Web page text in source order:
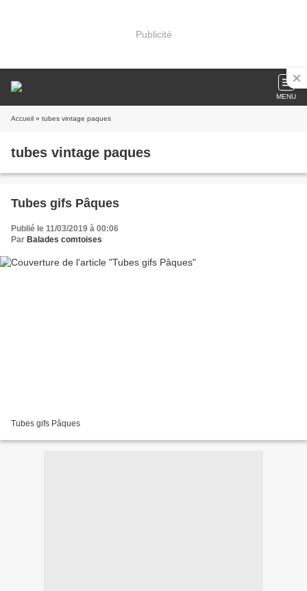
Publicité
MENU
Accueil » tubes vintage paques
tubes vintage paques
Tubes gifs Pâques
Publié le 11/03/2019 à 00:06
Par Balades comtoises
Tubes gifs Pâques